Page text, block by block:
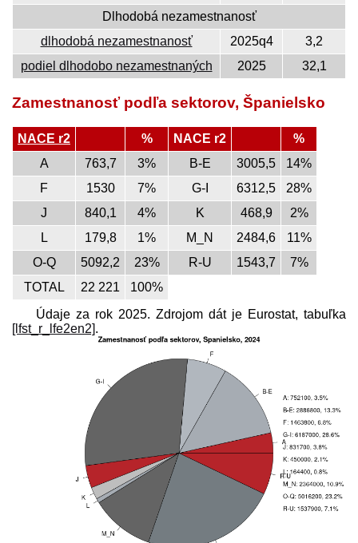
Dlhodobá nezamestnanosť
dlhodobá nezamestnanosť
2025q4
3,2
podiel dlhodobo nezamestnaných
2025 32,1
Zamestnanosť podľa sektorov, Španielsko
NACE r2 % NACE r2
%
A
763,7 3% B-E 3005,5
14%
F
1530 7% G-I 6312,5
28%
J
840,1 4% K 468,9
2%
L
179,8 1% M_N 2484,6
11%
O-Q
5092,2 23% R-U 1543,7
7%
TOTAL
22 221
100%
Údaje za rok 2025. Zdrojom dát je Eurostat, tabuľka
[lfst_r_lfe2en2].